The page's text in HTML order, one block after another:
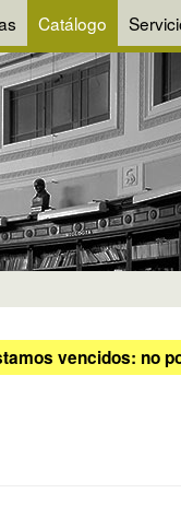
Catálogo
vencidos: no